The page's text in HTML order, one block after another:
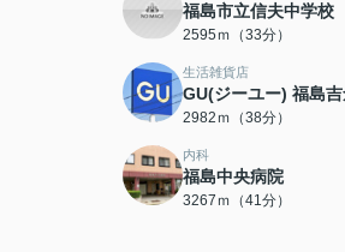
福島市立信夫中学校
2595ｍ（33分）
生活雑貨店
GU(ジーユー) 福島
2982ｍ（38分）
内科
福島中央病院
3267ｍ（41分）